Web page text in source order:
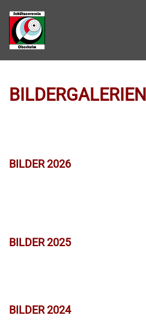
Zum Hauptinhalt springen
BILDERGALERIEN
BILDER 2026
BILDER 2025
BILDER 2024